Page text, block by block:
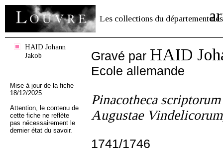
Les collections du département des
HAID Johann
Jakob
Mise à jour de la fiche
18/12/2025
Attention, le contenu de
cette fiche ne reflète
pas nécessairement le
dernier état du savoir.
Gravé par HAID
Ecole allemande
Pinacotheca
Augustae
1741/1746